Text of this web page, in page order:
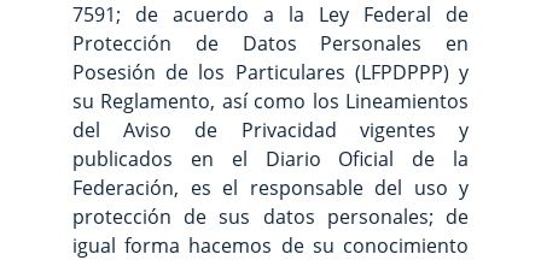
7591; de acuerdo a la Ley Federal de
Protección de Datos Personales en
Posesión de los Particulares (LFPDPPP) y
su Reglamento, así como los Lineamientos
del Aviso de Privacidad vigentes y
publicados en el Diario Oficial de la
Federación, es el responsable del uso y
protección de sus datos personales; de
igual forma hacemos de su conocimiento